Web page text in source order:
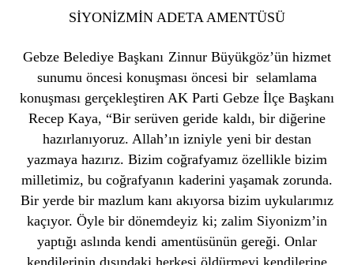
SİYONİZMİN ADETA AMENTÜSÜ
Gebze Belediye Başkanı Zinnur Büyükgöz’ün hizmet
sunumu öncesi konuşması öncesi bir selamlama
konuşması gerçekleştiren AK Parti Gebze İlçe Başkanı
Recep Kaya, “Bir serüven geride kaldı, bir diğerine
hazırlanıyoruz. Allah’ın izniyle yeni bir destan
yazmaya hazırız. Bizim coğrafyamız özellikle bizim
milletimiz, bu coğrafyanın kaderini yaşamak zorunda.
Bir yerde bir mazlum kanı akıyorsa bizim uykularımız
kaçıyor. Öyle bir dönemdeyiz ki; zalim Siyonizm’in
yaptığı aslında kendi amentüsünün gereği. Onlar
kendilerinin dışındaki herkesi öldürmeyi kendilerine